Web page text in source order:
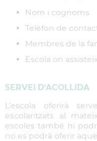
Nom i cognoms
Telèfon de
Membres de la
Escola on
SERVEI D'ACOLLIDA
L’escola oferirà
escolaritzats al
escoles també hi
no es podrà oferir